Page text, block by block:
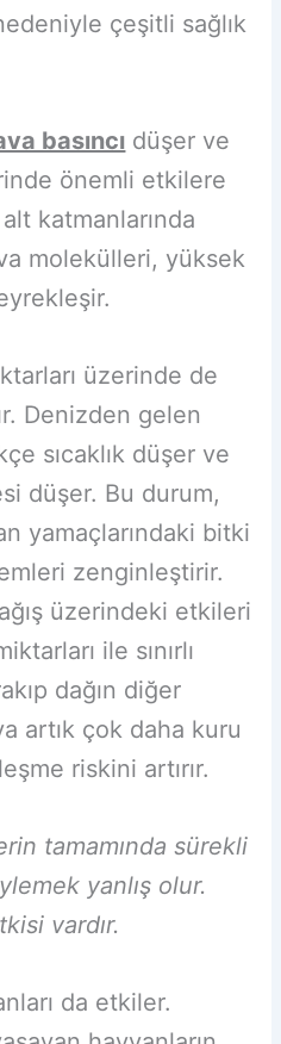
çeşitli sağlık
basıncı düşer ve
önemli etkilere
katmanlarında
molekülleri, yüksek
üzerinde de
Denizden gelen
sıcaklık düşer ve
düşer. Bu durum,
yamaçlarındaki bitki
zenginleştirir.
üzerindeki etkileri
ile sınırlı
dağın diğer
artık çok daha kuru
riskini artırır.
tamamında sürekli
yanlış olur.
vardır.
da etkiler.